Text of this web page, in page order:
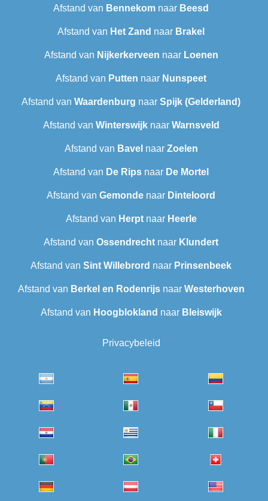
Afstand van Bennekom naar Beesd
Afstand van Het Zand naar Brakel
Afstand van Nijkerkerveen naar Loenen
Afstand van Putten naar Nunspeet
Afstand van Waardenburg naar Spijk (Gelderland)
Afstand van Winterswijknaar Warnsveld
Afstand van Bavel naar Zoelen
Afstand van De Rips naar De Mortel
Afstand van Gemonde naar Dinteloord
Afstand van Herptnaar Heerle
Afstand van Ossendrecht naar Klundert
Afstand van Sint Willebrord naar Prinsenbeek
Afstand van Berkel en Rodenrijsnaar Westerhoven
Afstand van Hoogblokland naar Bleiswijk
Privacybeleid